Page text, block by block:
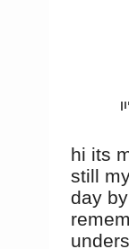
hi its
still
day